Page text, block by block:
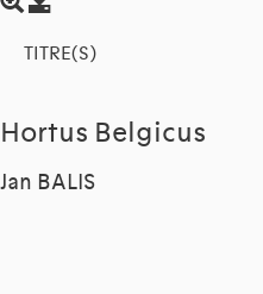
TITRE(S)
Hortus Belgicus
Jan BALIS